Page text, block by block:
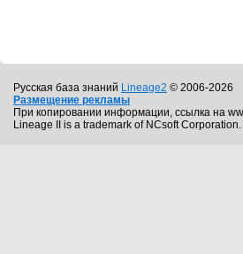
Русская база знаний Lineage2 © 2006-2026
Размещение рекламы
При копировании информации, ссылка на
Lineage II is a trademark of NCsoft